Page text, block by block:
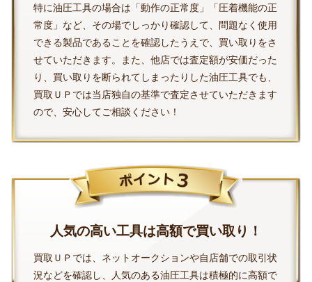
特に油圧工具の場合は「動作の正常度」「圧着機能の正
常度」など、その場でしっかり確認して、問題なく使用
できる製品であることを確認したうえで、買い取りをさ
せていただきます。また、他店では査定額が安価だった
り、買い取りを断られてしまったりした油圧工具でも、
買取ＵＰでは当店独自の基準で査定させていただきます
ので、安心してご相談ください！
人気の高い工具は高額で買い取り！
買取ＵＰでは、ネットオークションや自店舗での取引状
況などを確認し、人気のある油圧工具は積極的に高額で